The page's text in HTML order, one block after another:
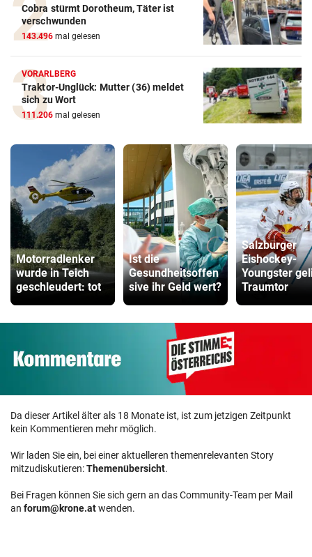
Cobra stürmt Dorotheum, Täter ist
verschwunden
143.496 mal gelesen
VORARLBERG
Traktor-Unglück: Mutter (36) meldet
sich zu Wort
111.206 mal gelesen
Motorradlenker
wurde in Teich
geschleudert: tot
Ist die
Gesundheitsoffen
sive ihr Geld wert?
Salzburger
Eishockey-
Youngster
Traumtor
Da dieser Artikel älter als 18 Monate ist, ist zum jetzigen Zeitpunkt
kein Kommentieren mehr möglich.
Wir laden Sie ein, bei einer aktuelleren themenrelevanten Story
mitzudiskutieren:Themenübersicht.
Bei Fragen können Sie sich gern an das Community-Team per Mail
an forum@krone.atwenden.